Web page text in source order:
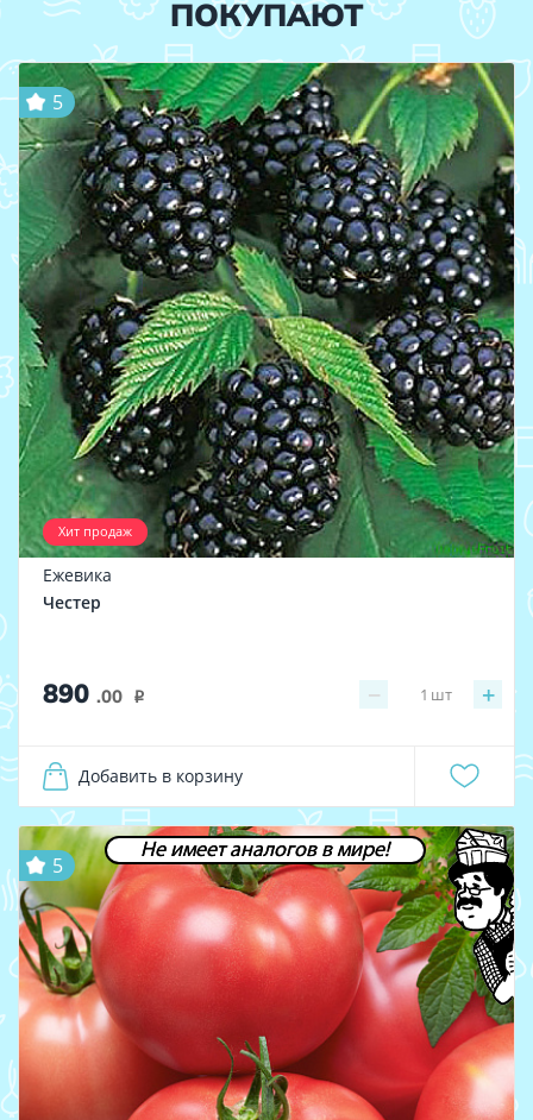
ПОКУПАЮТ
Хит продаж
5
Ежевика
Честер
890 .00 i − +
1 шт
Добавить в корзину
Не имеет аналогов в мире!
5